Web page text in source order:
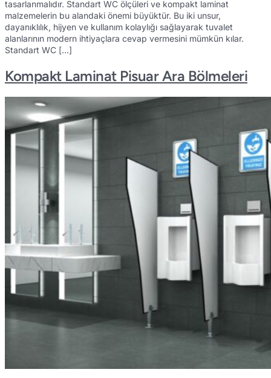
tasarlanmalıdır. Standart WC ölçüleri ve kompakt laminat
malzemelerin bu alandaki önemi büyüktür. Bu iki unsur,
dayanıklılık, hijyen ve kullanım kolaylığı sağlayarak tuvalet
alanlarının modern ihtiyaçlara cevap vermesini mümkün kılar.
Standart WC […]
Kompakt Laminat Pisuar Ara Bölmeleri